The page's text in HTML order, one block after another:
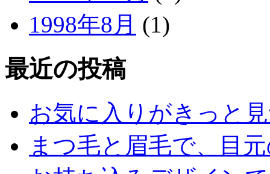
1998年8月 (1)
最近の投稿
お気に入りがきっと
まつ毛と眉毛で、目